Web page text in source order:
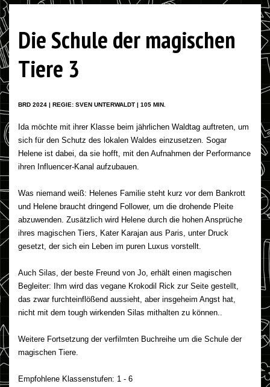
Die Schule der magischen
Tiere 3
BRD 2024 | REGIE: SVEN UNTERWALDT | 105 MIN.
Ida möchte mit ihrer Klasse beim jährlichen Waldtag auftreten, um
sich für den Schutz des lokalen Waldes einzusetzen. Sogar
Helene ist dabei, da sie hofft, mit den Aufnahmen der Performance
ihren Influencer-Kanal aufzubauen.
Was niemand weiß: Helenes Familie steht kurz vor dem Bankrott
und Helene braucht dringend Follower, um die drohende Pleite
abzuwenden. Zusätzlich wird Helene durch die hohen Ansprüche
ihres magischen Tiers, Kater Karajan aus Paris, unter Druck
gesetzt, der sich ein Leben im puren Luxus vorstellt.
Auch Silas, der beste Freund von Jo, erhält einen magischen
Begleiter: Ihm wird das vegane Krokodil Rick zur Seite gestellt,
das zwar furchteinflößend aussieht, aber insgeheim Angst hat,
nicht mit dem tough wirkenden Silas mithalten zu können..
Weitere Fortsetzung der verfilmten Buchreihe um die Schule der
magischen Tiere.
Empfohlene Klassenstufen: 1 - 6